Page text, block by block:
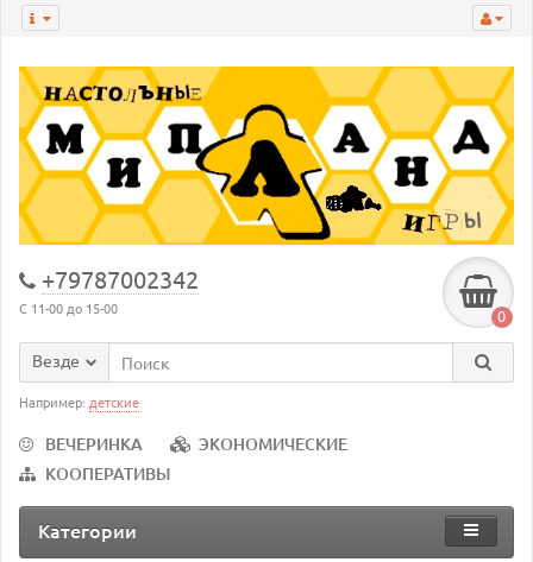
+79787002342
С 11-00 до 15-00 0
Везде
Например: детские
ВЕЧЕРИНКА
ЭКОНОМИЧЕСКИЕ
КООПЕРАТИВЫ
Категории